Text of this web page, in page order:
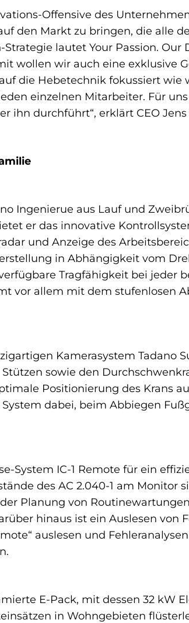
Offensive des
den Markt zu bringen, die alle
lautet Your Passion.
wollen wir auch eine exklusive
die Hebetechnik fokussiert wie
einzelnen Mitarbeiter. Für
ihn durchführt“, erklärt CEO
Ingenierue aus Lauf und
er das innovative
und Anzeige des
in Abhängigkeit vom
Tragfähigkeit bei jeder
vor allem mit dem stufenlosen
Kamerasystem Tadano
sowie den
Positionierung des Krans
dabei, beim Abbiegen
System IC-1 Remote für ein
des AC 2.040-1 am Monitor
Planung von
hinaus ist ein Auslesen von
auslesen und
E-Pack, mit dessen 32 kW
in Wohngebieten